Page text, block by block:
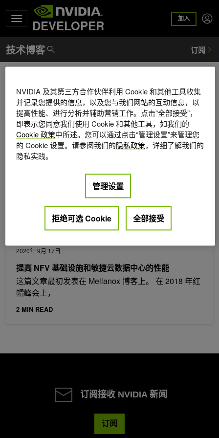
DEVELOPER 加入
网卡
2020年 9月 17日
提高 NFV 基础设施和敏捷云数据中心的性能
这篇文章最初发表在 Mellanox 博客上。 在 2018 年红
帽峰会上，
2 MIN READ
提高 NFV 基础设施和敏捷云数据中心的性能
订阅接收 NVIDIA 新闻
订阅
NVIDIA 及其第三方合作伙伴利用 Cookie 和其他工具收集
并记录您提供的信息，以及您与我们网站的互动信息，以
提高性能、进行分析并辅助营销工作。点击“全部接受”，
即表示您同意我们使用 Cookie 和其他工具，如我们的
Cookie 政策中所述。您可以通过点击“管理设置”来管理您
的 Cookie 设置。请参阅我们的隐私政策，详细了解我们的
隐私实践。
管理设置
拒绝可选 Cookie 全部接受